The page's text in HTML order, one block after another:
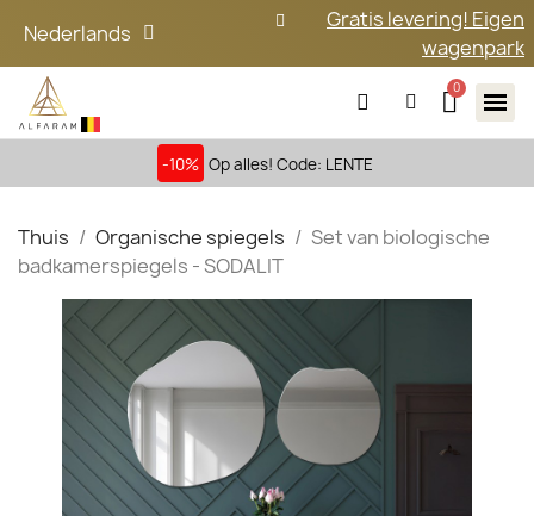
Nederlands
Gratis levering! Eigen
wagenpark
-10% Op alles! Code: LENTE
Thuis Organische spiegels
Set van biologische
badkamerspiegels - SODALIT